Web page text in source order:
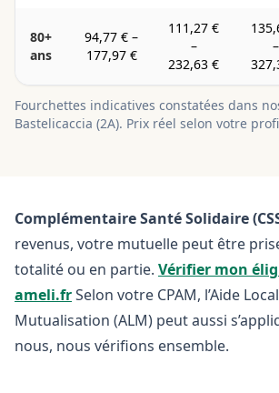
80+
ans
94,77 € –
177,97 €
111,27 €
–
232,63 €
–
Fourchettes indicatives constatées dans
Bastelicaccia (2A). Prix réel selon votre
Complémentaire Santé Solidaire
revenus, votre mutuelle peut être
totalité ou en partie. Vérifier mon
ameli.frSelon votre CPAM, l’Aide
Mutualisation (ALM) peut aussi
nous, nous vérifions ensemble.